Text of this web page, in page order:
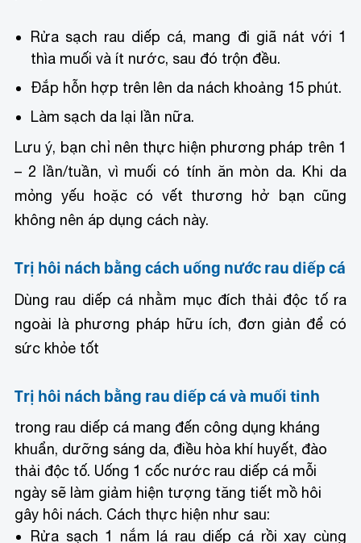
Rửa sạch rau diếp cá, mang đi giã nát với 1
thìa muối và ít nước, sau đó trộn đều.
Đắp hỗn hợp trên lên da nách khoảng 15 phút.
Làm sạch da lại lần nữa.
Lưu ý, bạn chỉ nên thực hiện phương pháp trên 1
– 2 lần/tuần, vì muối có tính ăn mòn da. Khi da
mỏng yếu hoặc có vết thương hở bạn cũng
không nên áp dụng cách này.
Trị hôi nách bằng cách uống nước rau diếp cá
Dùng rau diếp cá nhằm mục đích thải độc tố ra
ngoài là phương pháp hữu ích, đơn giản để có
sức khỏe tốt
Trị hôi nách bằng rau diếp cá và muối tinh
trong rau diếp cá mang đến công dụng kháng
khuẩn, dưỡng sáng da, điều hòa khí huyết, đào
thải độc tố. Uống 1 cốc nước rau diếp cá mỗi
ngày sẽ làm giảm hiện tượng tăng tiết mồ hôi
gây hôi nách. Cách thực hiện như sau:
Rửa sạch 1 nắm lá rau diếp cá rồi xay cùng